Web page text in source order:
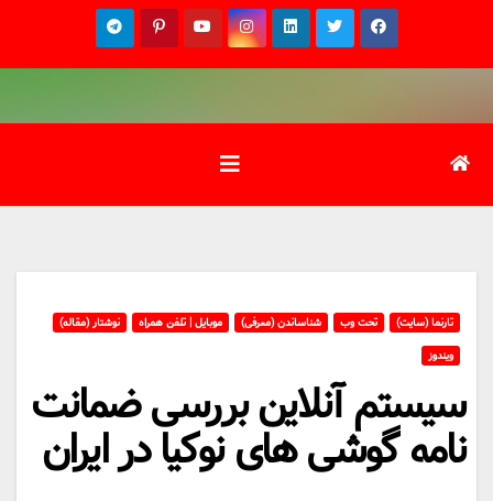
تارنما (سایت) تحت وب شناساندن (معرفی) موبایل | تلفن همراه
نوشتار (مقاله)
ویندوز
سیستم آنلاین بررسی ضمانت
نامه گوشی های نوکیا در ایران